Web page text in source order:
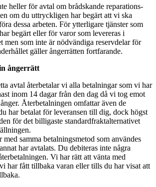
heller för avtal om brådskande reparations-
om du uttryckligen har begärt att vi ska
dessa arbeten. För ytterligare tjänster som
begärt eller för varor som levereras i
men som inte är nödvändiga reservdelar för
gäller ångerrätten fortfarande.
ångerrätt
avtal återbetalar vi alla betalningar som vi har
inom 14 dagar från den dag då vi tog emot
Återbetalningen omfattar även de
har betalat för leveransen till dig, dock högst
för det billigaste standardfraktalternativet
samma betalningsmetod som användes
har avtalats. Du debiteras inte några
Vi har rätt att vänta med
har fått tillbaka varan eller tills du har visat att